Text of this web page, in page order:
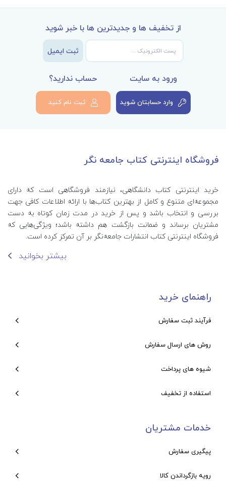
از تخفیف ها و جدیدترین ها با خبر شوید
ثبت ایمیل
ورود به سایت
وارد حسابتان شوید
حساب ندارید؟
ثبت نام کنید
فروشگاه اینترنتی کتاب جامعه نگر
خرید اینترنتی کتاب‌ دانشگاهی، نیازمند فروشگاهی است که دارای
مجموعه‌ای متنوع و کامل از بهترین کتاب‌ها با ارائه اطلاعات کافی جهت
بررسی و انتخاب باشد و پس از خرید در مدت زمان کوتاه به دست
مشتریان برساند و ضمانت بازگشت هم داشته باشد؛ ویژگی‌هایی که
فروشگاه اینترنتی کتاب انتشارات جامعه‌نگر بر آن تمرکز کرده است.
بیشتر بخوانید
راهنمای خرید
فرآیند ثبت سفارش
روش های ارسال سفارش
شیوه های پرداخت
استفاده از تخفیف
خدمات مشتریان
پیگیری سفارش
رویه بازگرداندن کالا